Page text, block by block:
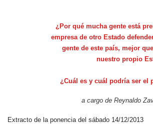
¿Por qué mucha gente está
empresa de otro Estado
gente de este país, mejor
nuestro propio
¿Cuál es y cuál podría ser el
a cargo de Reynaldo
Extracto de la ponencia del sábado 14/12/2013